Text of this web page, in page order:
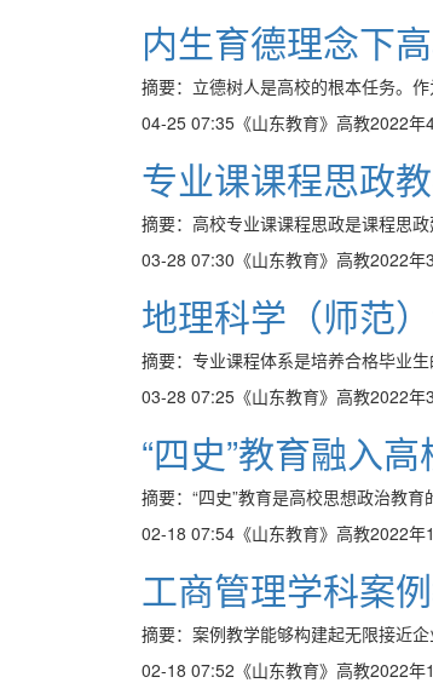
内生育德理念下
摘要：立德树人是高校的根本任务。
04-25 07:35 《山东教育》高教2022年
专业课课程思政
摘要：高校专业课课程思政是课程思
03-28 07:30 《山东教育》高教2022年
地理科学（师范
摘要：专业课程体系是培养合格毕业
03-28 07:25 《山东教育》高教2022年
“四史”教育融入
摘要：“四史”教育是高校思想政治教
02-18 07:54 《山东教育》高教2022年
工商管理学科案
摘要：案例教学能够构建起无限接近
02-18 07:52 《山东教育》高教2022年